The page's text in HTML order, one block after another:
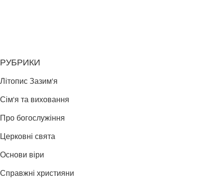
РУБРИКИ
Літопис Зазим'я
Сім'я та виховання
Про богослужіння
Церковні свята
Основи віри
Справжні християни